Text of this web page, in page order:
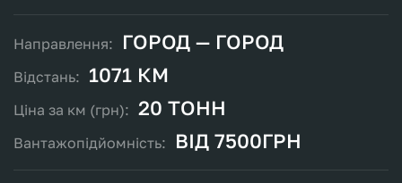
ГОРОД — ГОРОД
1071 КМ
20 ТОНН
ВІД 7500ГРН